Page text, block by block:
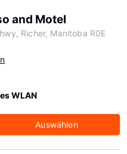
and Motel
Richer, Manitoba R0E
WLAN
Auswählen